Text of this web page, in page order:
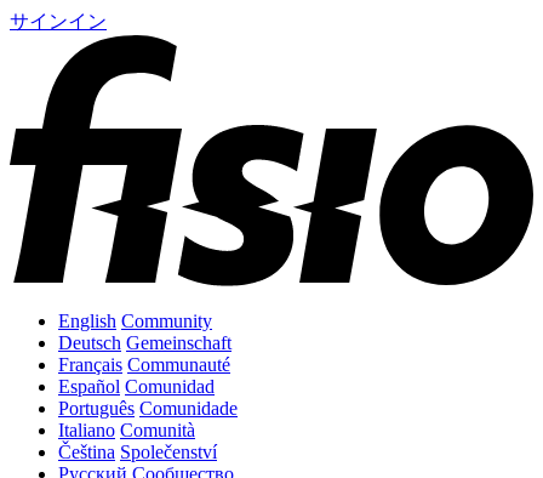
サインイン
English Community
Deutsch Gemeinschaft
Français Communauté
Español Comunidad
Português Comunidade
Italiano Comunità
Čeština Společenství